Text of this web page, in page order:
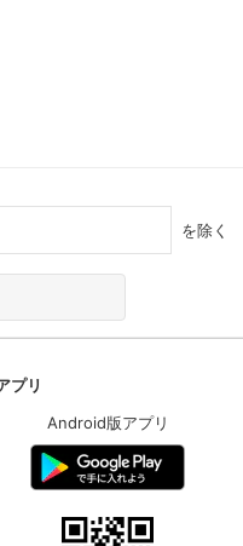
を除く
プリ
Android版アプリ